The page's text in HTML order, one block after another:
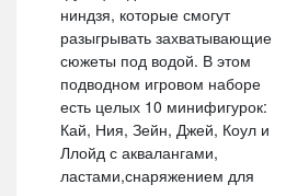
ниндзя, которые смогут
разыгрывать захватывающие
сюжеты под водой. В этом
подводном игровом наборе
есть целых 10 минифигурок:
Кай, Ния, Зейн, Джей, Коул и
Ллойд с аквалангами,
ластами,снаряжением для